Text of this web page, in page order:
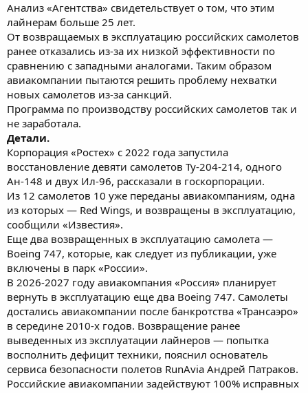
Анализ «Агентства» свидетельствует о том, что этим
лайнерам больше 25 лет.
От возвращаемых в эксплуатацию российских самолетов
ранее отказались из-за их низкой эффективности по
сравнению с западными аналогами. Таким образом
авиакомпании пытаются решить проблему нехватки
новых самолетов из-за санкций.
Программа по производству российских самолетов так и
не заработала.
Детали.
Корпорация «Ростех» с 2022 года запустила
восстановление девяти самолетов Ту-204-214, одного
Ан-148 и двух Ил-96, рассказали в госкорпорации.
Из 12 самолетов 10 уже переданы авиакомпаниям, одна
из которых — Red Wings, и возвращены в эксплуатацию,
сообщили «Известия».
Еще два возвращенных в эксплуатацию самолета —
Boeing 747, которые, как следует из публикации, уже
включены в парк «России».
В 2026-2027 году авиакомпания «Россия» планирует
вернуть в эксплуатацию еще два Boeing 747. Самолеты
достались авиакомпании после банкротства «Трансаэро»
в середине 2010-х годов. Возвращение ранее
выведенных из эксплуатации лайнеров — попытка
восполнить дефицит техники, пояснил основатель
сервиса безопасности полетов RunAvia Андрей Патраков.
Российские авиакомпании задействуют 100% исправных